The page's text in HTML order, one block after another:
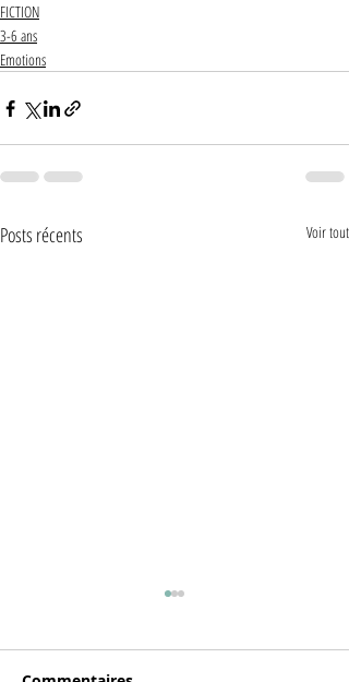
FICTION
3-6 ans
Emotions
Posts récents Voir tout